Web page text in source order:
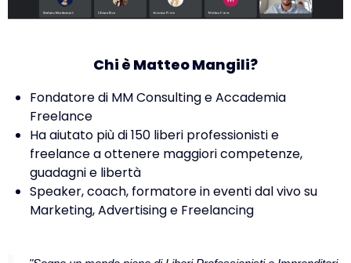
Chi è Matteo Mangili?
Fondatore di MM Consulting e Accademia
Freelance
Ha aiutato più di 150 liberi professionisti e
freelance a ottenere maggiori competenze,
guadagni e libertà
Speaker, coach, formatore in eventi dal vivo su
Marketing, Advertising e Freelancing